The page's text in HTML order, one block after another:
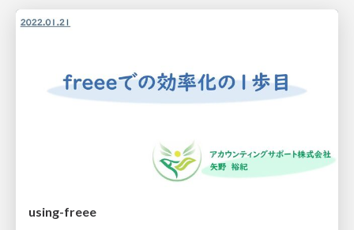
using-freee